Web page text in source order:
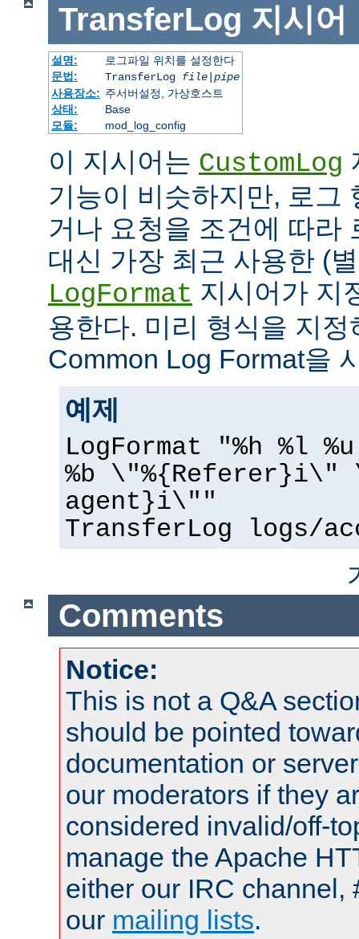
TransferLog 지시어
설명:
로그파일 위치를 설정한다
문법:
TransferLog file| pipe
사용장소: 주서버설정, 가상호스트
상태:
Base
모듈:
mod_log_config
이 지시어는 CustomLog
기능이 비슷하지만, 로그
거나 요청을 조건에 따라
대신 가장 최근 사용한 (
LogFormat 지시어가 지
용한다. 미리 형식을 지
Common Log Format을
예제
LogFormat "%h %l
%b \"%{Referer}i\"
agent}i\""
TransferLog logs/
Comments
Notice:
This is not a Q&A
should be pointed
documentation or
our moderators if they
considered invalid/off-
manage the Apache
either our IRC channel,
our mailing lists.